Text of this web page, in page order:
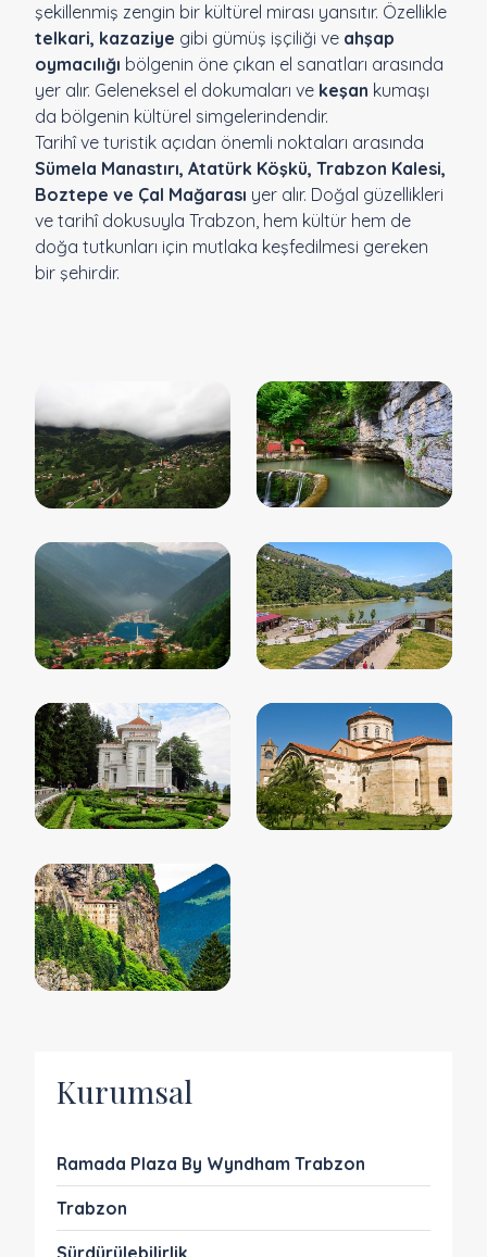
şekillenmiş zengin bir kültürel mirası yansıtır. Özellikle
telkari, kazaziye gibi gümüş işçiliği ve ahşap
oymacılığı bölgenin öne çıkan el sanatları arasında
yer alır. Geleneksel el dokumaları ve keşan kumaşı
da bölgenin kültürel simgelerindendir.
Tarihî ve turistik açıdan önemli noktaları arasında
Sümela Manastırı, Atatürk Köşkü, Trabzon Kalesi,
Boztepe ve Çal Mağarası yer alır. Doğal güzellikleri
ve tarihî dokusuyla Trabzon, hem kültür hem de
doğa tutkunları için mutlaka keşfedilmesi gereken
bir şehirdir.
Kurumsal
Ramada Plaza By Wyndham Trabzon
Trabzon